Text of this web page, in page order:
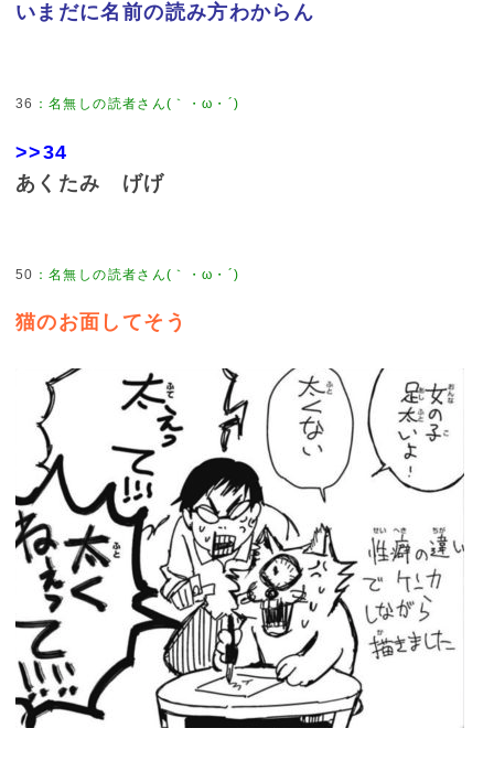
いまだに名前の読み方わからん
36 ：名無しの読者さん(｀・ω・´)
>>34
あくたみ げげ
50 ：名無しの読者さん(｀・ω・´)
猫のお面してそう